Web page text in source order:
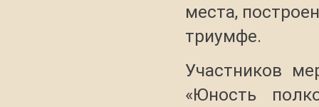
места,
триумфе.
Участников
«Юность